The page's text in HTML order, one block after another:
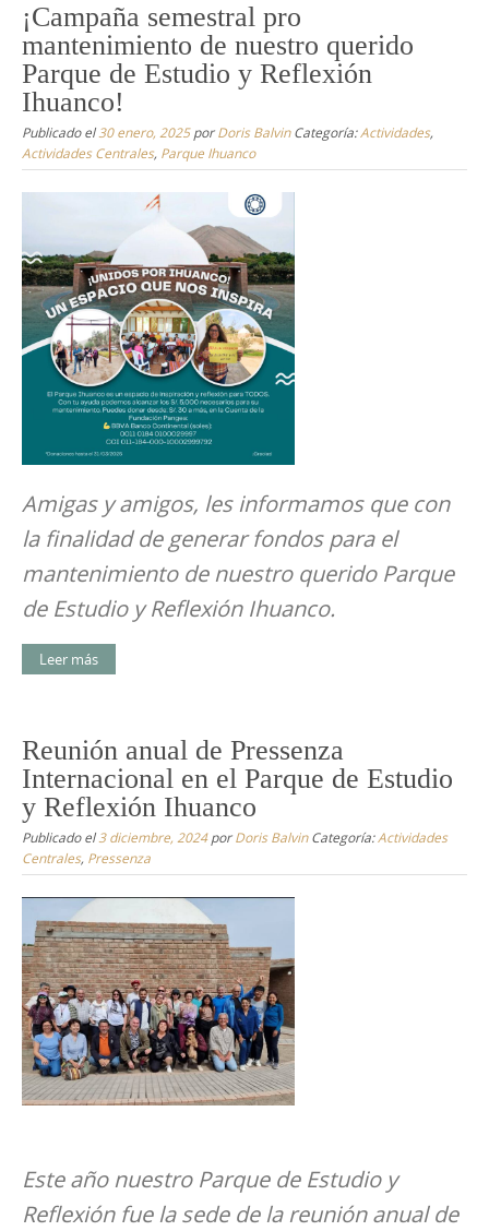
¡Campaña semestral pro
mantenimiento de nuestro querido
Parque de Estudio y Reflexión
Ihuanco!
Publicado el30 enero, 2025porDoris BalvinCategoría:Actividades,
Actividades Centrales, Parque Ihuanco
Amigas y amigos, les informamos que con
la finalidad de generar fondos para el
mantenimiento de nuestro querido Parque
de Estudio y Reflexión Ihuanco.
Leer más
Reunión anual de Pressenza
Internacional en el Parque de Estudio
y Reflexión Ihuanco
Publicado el 3 diciembre, 2024porDoris BalvinCategoría: Actividades
Centrales, Pressenza
Este año nuestro Parque de Estudio y
Reflexión fue la sede de la reunión anual de